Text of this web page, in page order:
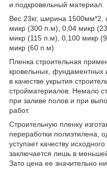
и подкровельный материал.
Вес 23кг, ширина 1500мм*2,
микр (300 п.м), 0,04 микр
микр (115 п.м), 0,100 микр
микр (60 п.м)
Пленка строительная
кровельных, фундаментных
в качестве укрытия
стройматериалов. Немало
при заливе полов и при
работ.
Строительную пленку
переработки полиэтилена,
уступает качеству
заключается лишь в
Зато цена ее значительно